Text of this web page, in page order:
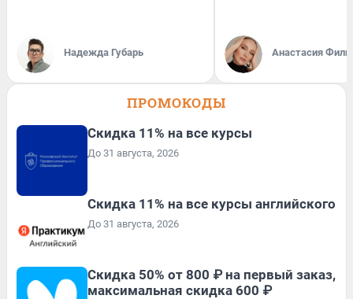
Надежда Губарь Анастасия
ПРОМОКОДЫ
Скидка 11% на все курсы
До 31 августа, 2026
Скидка 11% на все курсы английского
До 31 августа, 2026
Скидка 50% от 800 ₽ на первый заказ,
максимальная скидка 600 ₽